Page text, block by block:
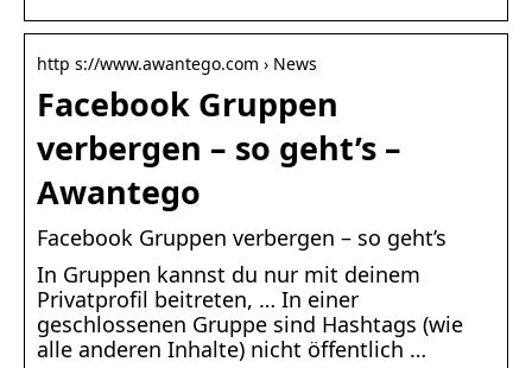
http s://www.awantego.com › News
Facebook Gruppen
verbergen – so geht’s –
Awantego
Facebook Gruppen verbergen – so geht’s
In Gruppen kannst du nur mit deinem
Privatprofil beitreten, … In einer
geschlossenen Gruppe sind Hashtags (wie
alle anderen Inhalte) nicht öffentlich …